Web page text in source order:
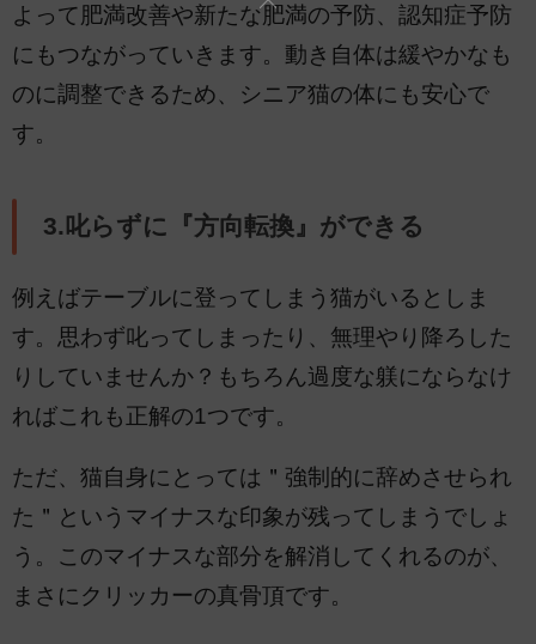
よって肥満改善や新たな肥満の予防、認知症予防
にもつながっていきます。動き自体は緩やかなも
のに調整できるため、シニア猫の体にも安心で
す。
3.叱らずに『方向転換』ができる
例えばテーブルに登ってしまう猫がいるとしま
す。思わず叱ってしまったり、無理やり降ろした
りしていませんか？もちろん過度な躾にならなけ
ればこれも正解の1つです。
ただ、猫自身にとっては＂強制的に辞めさせられ
た＂というマイナスな印象が残ってしまうでしょ
う。このマイナスな部分を解消してくれるのが、
まさにクリッカーの真骨頂です。